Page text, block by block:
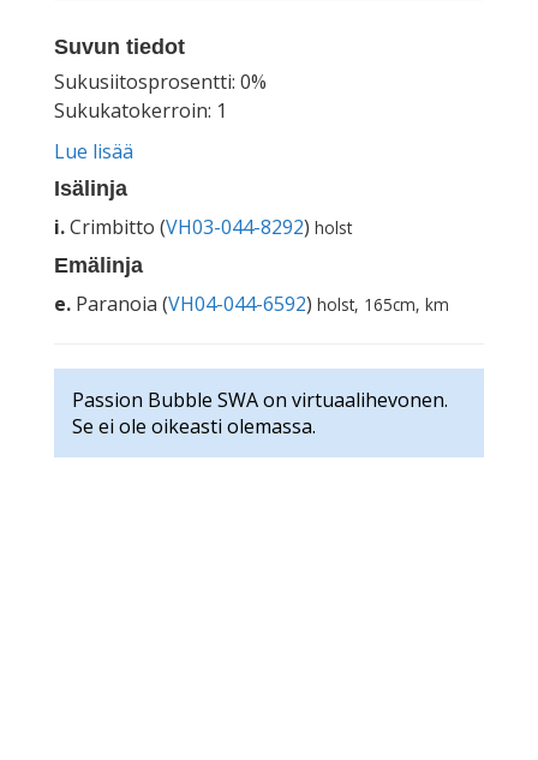
Suvun tiedot
Sukusiitosprosentti: 0%
Sukukatokerroin: 1
Lue lisää
Isälinja
i.Crimbitto (VH03-044-8292) holst
Emälinja
e. Paranoia (VH04-044-6592) holst, 165cm, km
Passion Bubble SWA on virtuaalihevonen.
Se ei ole oikeasti olemassa.